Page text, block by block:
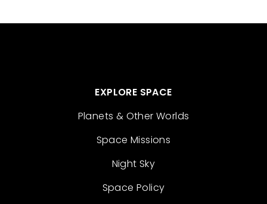
EXPLORE SPACE
Planets & Other Worlds
Space Missions
Night Sky
Space Policy